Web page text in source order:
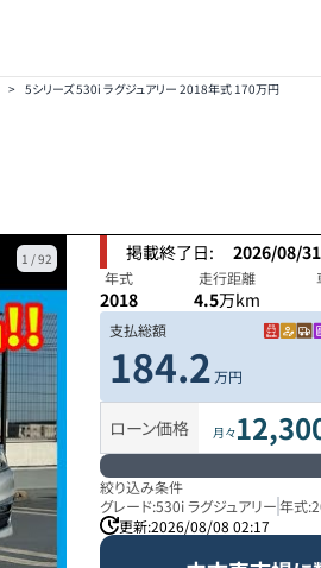
> 5シリーズ 530i ラグジュアリー 2018年式 170万円
1 /92 掲載終了日: 2026/08/31
年式
2018
走行距離
4.5万km
支払総額
184.2万円
ローン価格 月々
絞り込み条件
グレード:530i ラグジュアリー年式:
更新:2026/08/08 02:17